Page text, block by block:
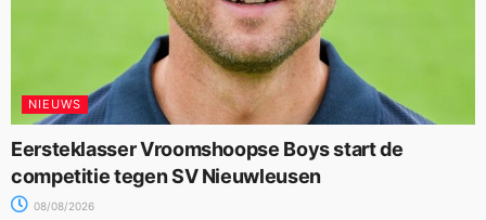
NIEUWS
Eersteklasser Vroomshoopse Boys start de
competitie tegen SV Nieuwleusen
08/08/2026